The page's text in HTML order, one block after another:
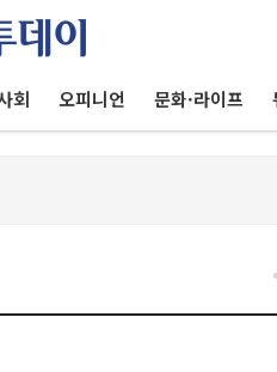
회 오피니언 문화·라이프